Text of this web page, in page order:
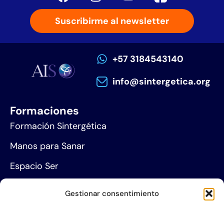
Gestionar consentimiento
Suscribirme al newsletter
+57 3184543140
info@sintergetica.org
Formaciones
Formación Sintergética
Manos para Sanar
Espacio Ser